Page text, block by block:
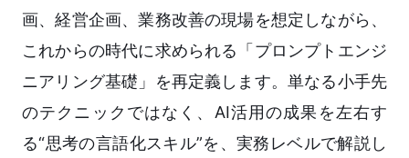
画、経営企画、業務改善の現場を想定しながら、
これからの時代に求められる「プロンプトエンジ
ニアリング基礎」を再定義します。単なる小手先
のテクニックではなく、AI活用の成果を左右す
る“思考の言語化スキル”を、実務レベルで解説し